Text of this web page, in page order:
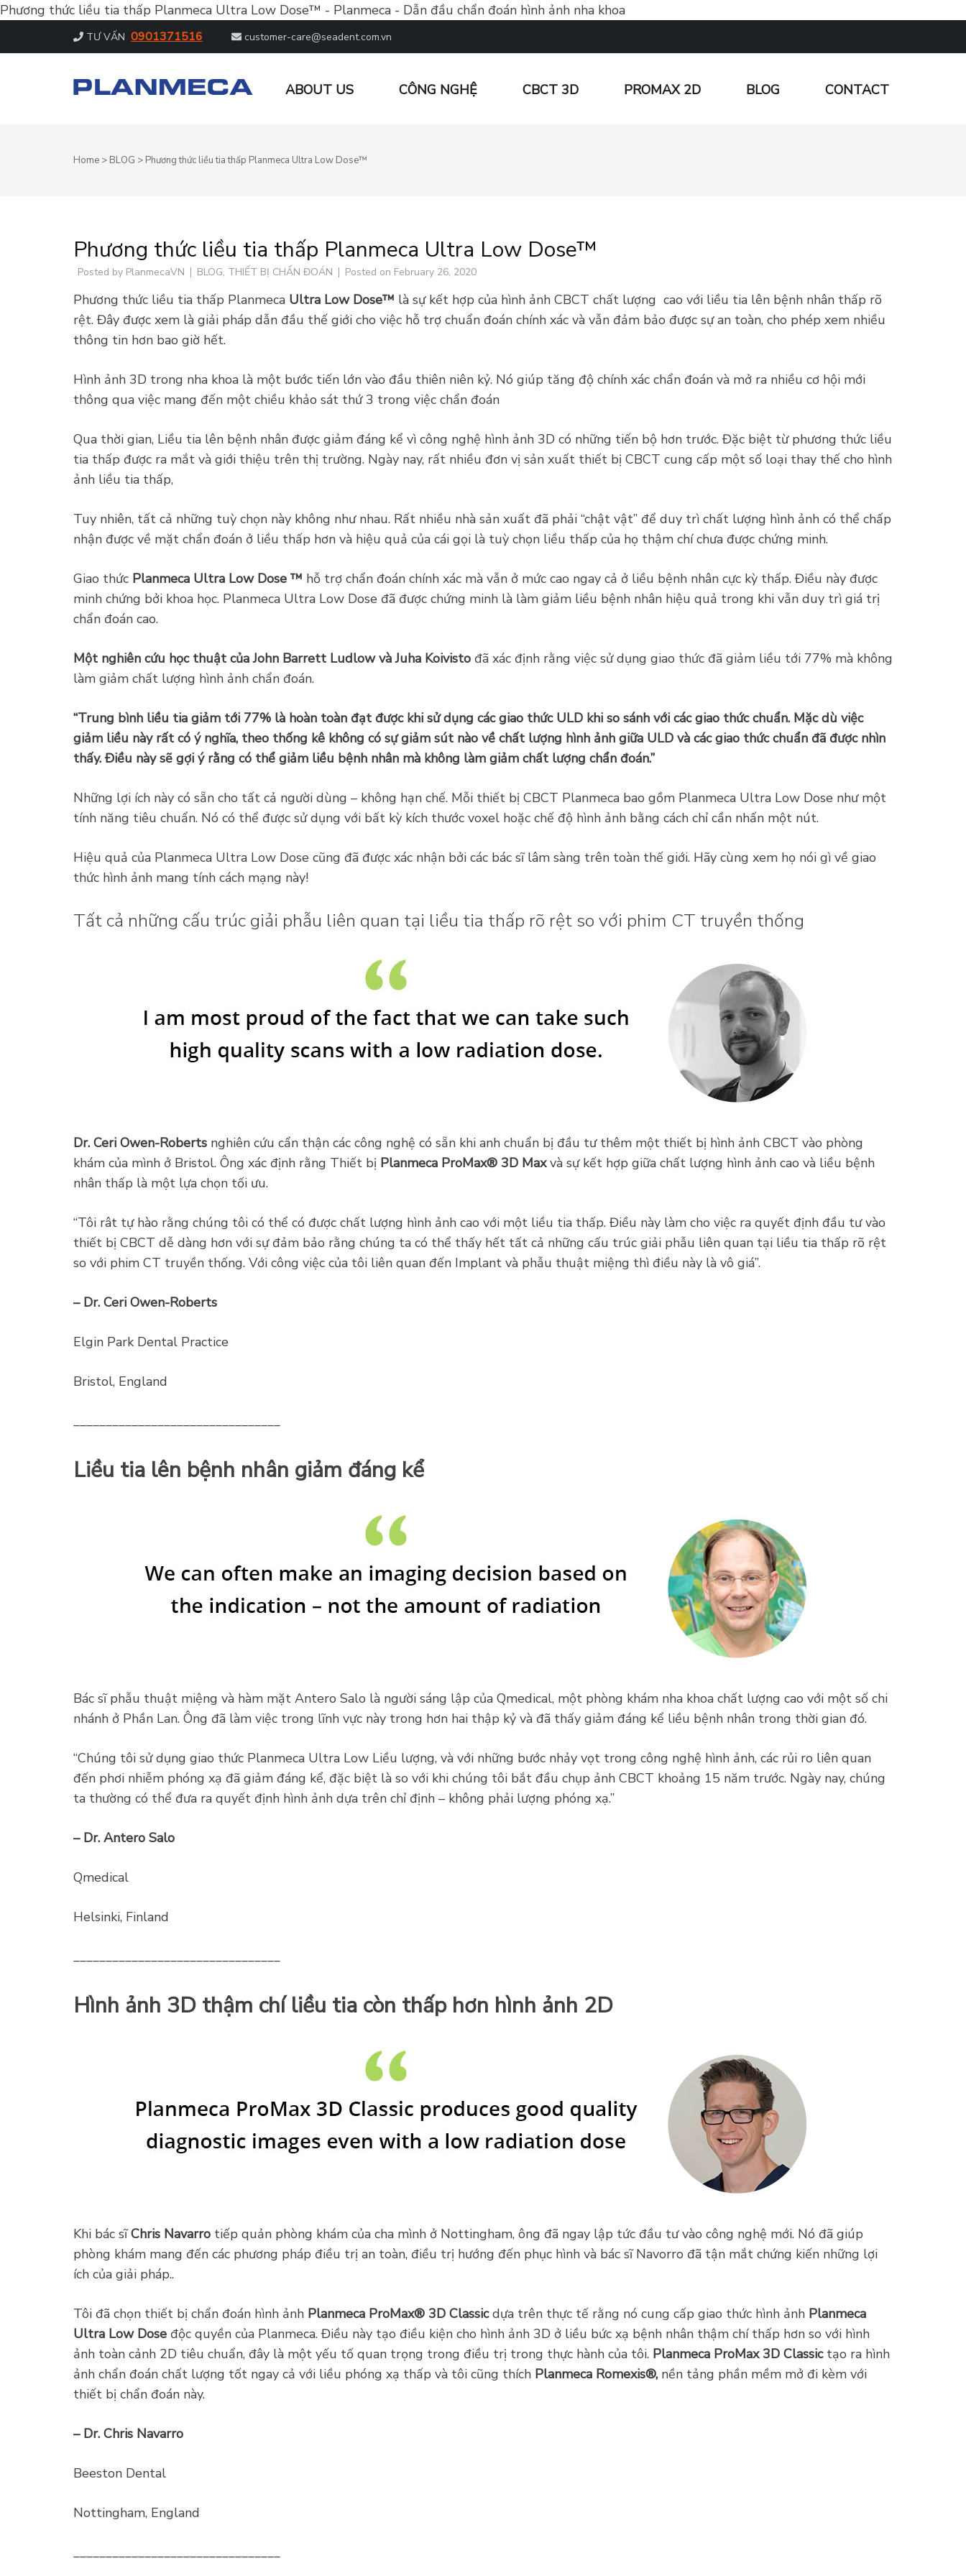
Phương thức liều tia thấp Planmeca Ultra Low Dose™ - Planmeca - Dẫn đầu chẩn đoán hình ảnh nha khoa
TƯ VẤN 0901371516 customer-care@seadent.com.vn
ABOUT US CÔNG NGHỆ CBCT 3D PROMAX 2D BLOG CONTACT
Home > BLOG > Phương thức liều tia thấp Planmeca Ultra Low Dose™
Phương thức liều tia thấp Planmeca Ultra Low Dose™
Posted by PlanmecaVN BLOG, THIẾT BỊ CHẨN ĐOÁN Posted on February 26, 2020
Phương thức liều tia thấp Planmeca Ultra Low Dose™ là sự kết hợp của hình ảnh CBCT chất lượng cao với liều tia lên bệnh nhân thấp rõ
rệt. Đây được xem là giải pháp dẫn đầu thế giới cho việc hỗ trợ chuẩn đoán chính xác và vẫn đảm bảo được sự an toàn, cho phép xem nhiều
thông tin hơn bao giờ hết.
Hình ảnh 3D trong nha khoa là một bước tiến lớn vào đầu thiên niên kỷ. Nó giúp tăng độ chính xác chẩn đoán và mở ra nhiều cơ hội mới
thông qua việc mang đến một chiều khảo sát thứ 3 trong việc chẩn đoán
Qua thời gian, Liều tia lên bệnh nhân được giảm đáng kể vì công nghệ hình ảnh 3D có những tiến bộ hơn trước. Đặc biệt từ phương thức liều
tia thấp được ra mắt và giới thiệu trên thị trường. Ngày nay, rất nhiều đơn vị sản xuất thiết bị CBCT cung cấp một số loại thay thế cho hình
ảnh liều tia thấp,
Tuy nhiên, tất cả những tuỳ chọn này không như nhau. Rất nhiều nhà sản xuất đã phải “chật vật” để duy trì chất lượng hình ảnh có thể chấp
nhận được về mặt chẩn đoán ở liều thấp hơn và hiệu quả của cái gọi là tuỳ chọn liều thấp của họ thậm chí chưa được chứng minh.
Giao thức Planmeca Ultra Low Dose ™ hỗ trợ chẩn đoán chính xác mà vẫn ở mức cao ngay cả ở liều bệnh nhân cực kỳ thấp. Điều này được
minh chứng bởi khoa học. Planmeca Ultra Low Dose đã được chứng minh là làm giảm liều bệnh nhân hiệu quả trong khi vẫn duy trì giá trị
chẩn đoán cao.
Một nghiên cứu học thuật của John Barrett Ludlow và Juha Koivisto đã xác định rằng việc sử dụng giao thức đã giảm liều tới 77% mà không
làm giảm chất lượng hình ảnh chẩn đoán.
“Trung bình liều tia giảm tới 77% là hoàn toàn đạt được khi sử dụng các giao thức ULD khi so sánh với các giao thức chuẩn. Mặc dù việc
giảm liều này rất có ý nghĩa, theo thống kê không có sự giảm sút nào về chất lượng hình ảnh giữa ULD và các giao thức chuẩn đã được nhìn
thấy. Điều này sẽ gợi ý rằng có thể giảm liều bệnh nhân mà không làm giảm chất lượng chẩn đoán.”
Những lợi ích này có sẵn cho tất cả người dùng – không hạn chế. Mỗi thiết bị CBCT Planmeca bao gồm Planmeca Ultra Low Dose như một
tính năng tiêu chuẩn. Nó có thể được sử dụng với bất kỳ kích thước voxel hoặc chế độ hình ảnh bằng cách chỉ cần nhấn một nút.
Hiệu quả của Planmeca Ultra Low Dose cũng đã được xác nhận bởi các bác sĩ lâm sàng trên toàn thế giới. Hãy cùng xem họ nói gì về giao
thức hình ảnh mang tính cách mạng này!
Tất cả những cấu trúc giải phẫu liên quan tại liều tia thấp rõ rệt so với phim CT truyền thống
Dr. Ceri Owen-Roberts nghiên cứu cẩn thận các công nghệ có sẵn khi anh chuẩn bị đầu tư thêm một thiết bị hình ảnh CBCT vào phòng
khám của mình ở Bristol. Ông xác định rằng Thiết bị Planmeca ProMax® 3D Maxvà sự kết hợp giữa chất lượng hình ảnh cao và liều bệnh
nhân thấp là một lựa chọn tối ưu.
“Tôi rât tự hào rằng chúng tôi có thể có được chất lượng hình ảnh cao với một liều tia thấp. Điều này làm cho việc ra quyết định đầu tư vào
thiết bị CBCT dễ dàng hơn với sự đảm bảo rằng chúng ta có thể thấy hết tất cả những cấu trúc giải phẫu liên quan tại liều tia thấp rõ rệt
so với phim CT truyền thống. Với công việc của tôi liên quan đến Implant và phẫu thuật miệng thì điều này là vô giá”.
– Dr. Ceri Owen-Roberts
Elgin Park Dental Practice
Bristol, England
Liều tia lên bệnh nhân giảm đáng kể
Bác sĩ phẫu thuật miệng và hàm mặt Antero Salo là người sáng lập của Qmedical, một phòng khám nha khoa chất lượng cao với một số chi
nhánh ở Phần Lan. Ông đã làm việc trong lĩnh vực này trong hơn hai thập kỷ và đã thấy giảm đáng kể liều bệnh nhân trong thời gian đó.
“Chúng tôi sử dụng giao thức Planmeca Ultra Low Liều lượng, và với những bước nhảy vọt trong công nghệ hình ảnh, các rủi ro liên quan
đến phơi nhiễm phóng xạ đã giảm đáng kể, đặc biệt là so với khi chúng tôi bắt đầu chụp ảnh CBCT khoảng 15 năm trước. Ngày nay, chúng
ta thường có thể đưa ra quyết định hình ảnh dựa trên chỉ định – không phải lượng phóng xạ.”
– Dr. Antero Salo
Qmedical
Helsinki, Finland
Hình ảnh 3D thậm chí liều tia còn thấp hơn hình ảnh 2D
Khi bác sĩChris Navarro tiếp quản phòng khám của cha mình ở Nottingham, ông đã ngay lập tức đầu tư vào công nghệ mới. Nó đã giúp
phòng khám mang đến các phương pháp điều trị an toàn, điều trị hướng đến phục hình và bác sĩ Navorro đã tận mắt chứng kiến ​​những lợi
ích của giải pháp..
Tôi đã chọn thiết bị chẩn đoán hình ảnh Planmeca ProMax® 3D Classicdựa trên thực tế rằng nó cung cấp giao thức hình ảnh Planmeca
Ultra Low Dose độc ​​quyền của Planmeca. Điều này tạo điều kiện cho hình ảnh 3D ở liều bức xạ bệnh nhân thậm chí thấp hơn so với hình
ảnh toàn cảnh 2D tiêu chuẩn, đây là một yếu tố quan trọng trong điều trị trong thực hành của tôi. Planmeca ProMax 3D Classictạo ra hình
ảnh chẩn đoán chất lượng tốt ngay cả với liều phóng xạ thấp và tôi cũng thích Planmeca Romexis®, nền tảng phần mềm mở đi kèm với
thiết bị chẩn đoán này.
– Dr. Chris Navarro
Beeston Dental
Nottingham, England